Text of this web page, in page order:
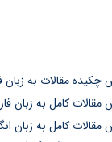
چکیده مقالات به زبان
مقالات کامل به زبان
مقالات کامل به زبان